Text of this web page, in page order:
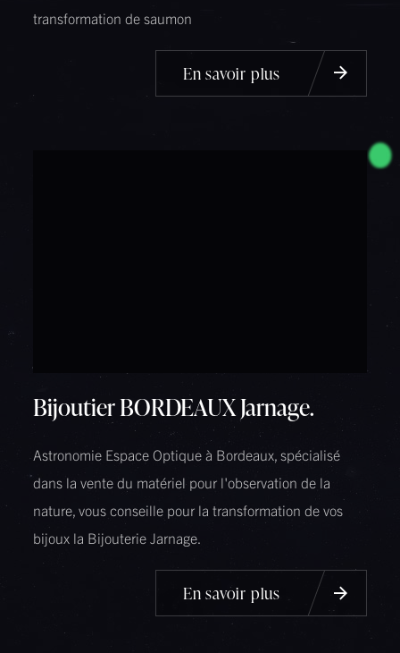
transformation de saumon
En savoir plus
Bijoutier BORDEAUX Jarnage.
Astronomie Espace Optique à Bordeaux, spécialisé
dans la vente du matériel pour l'observation de la
nature, vous conseille pour la transformation de vos
bijoux la Bijouterie Jarnage.
En savoir plus